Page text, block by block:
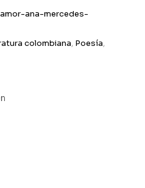
ana-mercedes-
colombiana, Poesía,